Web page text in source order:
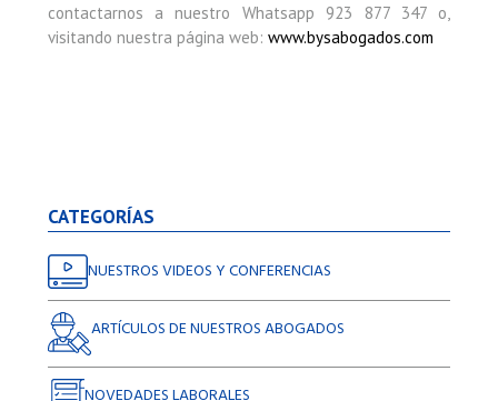
contactarnos a nuestro Whatsapp 923 877 347 o,
visitando nuestra página web: www.bysabogados.com
CATEGORÍAS
NUESTROS VIDEOS Y CONFERENCIAS
ARTÍCULOS DE NUESTROS ABOGADOS
NOVEDADES LABORALES